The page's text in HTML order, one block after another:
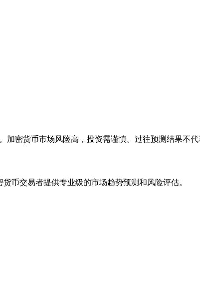
加密货币市场风险高，投资需谨慎。过往预测结果不代
币交易者提供专业级的市场趋势预测和风险评估。